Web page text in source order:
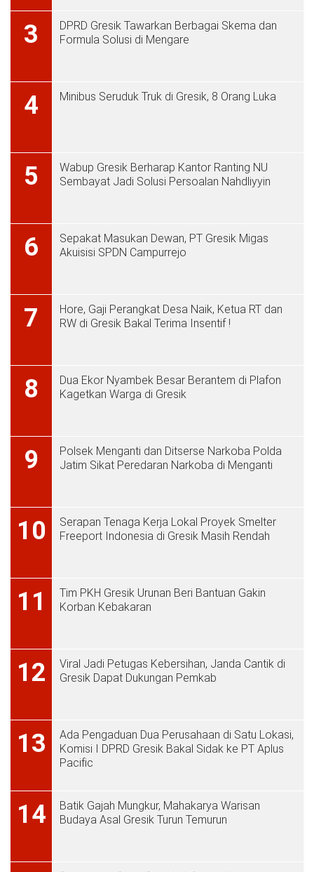
3
DPRD Gresik Tawarkan Berbagai Skema dan
Formula Solusi di Mengare
4 Minibus Seruduk Truk di Gresik, 8 Orang Luka
5
Wabup Gresik Berharap Kantor Ranting NU
Sembayat Jadi Solusi Persoalan Nahdliyyin
6
Sepakat Masukan Dewan, PT Gresik Migas
Akuisisi SPDN Campurrejo
7
Hore, Gaji Perangkat Desa Naik, Ketua RT dan
RW di Gresik Bakal Terima Insentif !
8
Dua Ekor Nyambek Besar Berantem di Plafon
Kagetkan Warga di Gresik
9
Polsek Menganti dan Ditserse Narkoba Polda
Jatim Sikat Peredaran Narkoba di Menganti
10
Serapan Tenaga Kerja Lokal Proyek Smelter
Freeport Indonesia di Gresik Masih Rendah
11
Tim PKH Gresik Urunan Beri Bantuan Gakin
Korban Kebakaran
12
Viral Jadi Petugas Kebersihan, Janda Cantik di
Gresik Dapat Dukungan Pemkab
13
Ada Pengaduan Dua Perusahaan di Satu Lokasi,
Komisi I DPRD Gresik Bakal Sidak ke PT Aplus
Pacific
14
Batik Gajah Mungkur, Mahakarya Warisan
Budaya Asal Gresik Turun Temurun